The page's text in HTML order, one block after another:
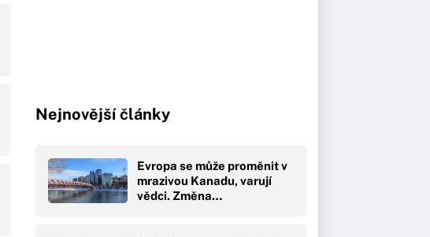
Nejnovější články
Evropa se může proměnit v
mrazivou Kanadu, varují
vědci. Změna…